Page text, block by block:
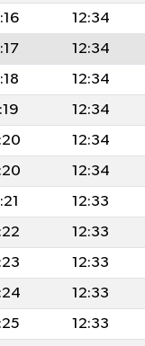
12:34
12:34
12:34
12:34
12:34
12:34
12:33
12:33
12:33
12:33
12:33